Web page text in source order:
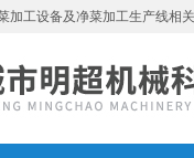
加工设备及净菜加工生产线相